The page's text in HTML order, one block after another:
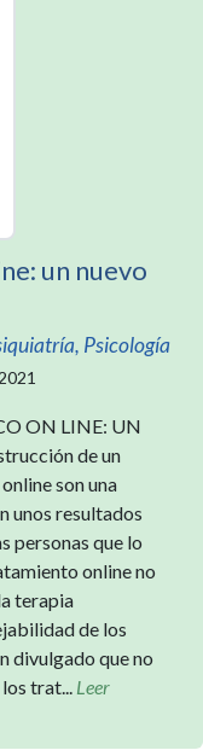
un nuevo
Psicología
ON LINE: UN
de un
son una
unos resultados
personas que lo
online no
terapia
de los
divulgado que no
trat... Leer